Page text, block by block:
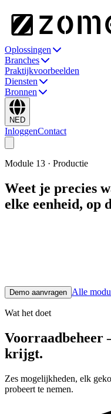
Oplossingen
Branches
Praktijkvoorbeelden
Diensten
Bronnen
NED
InloggenContact
Module 13 · Productie
Weet je precies
elke eenheid, op
Demo aanvragen Alle
Wat het doet
krijgt.
Zes mogelijkheden, elk
probeert te nemen.